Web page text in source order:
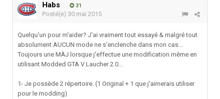
Habs 31
Posté(e) 30 mai 2015
Quelqu'un pour m'aider? J'ai vraiment tout essayé & malgré tout
absolument AUCUN mode ne s'enclenche dans mon cas...
Toujours une MÀJ lorsque j'effectue une modification même en
utilisant Modded GTA V Laucher 2.0...
1- Je possède 2 répertoire. (1 Original + 1 que j'aimerais utiliser
pour le modding)